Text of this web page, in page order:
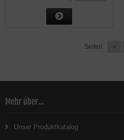
Seiten: «
Mehr über...
Unser Produktkatalog